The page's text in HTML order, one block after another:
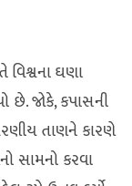
ઘણા
છે. જોકે, કપાસની
તાણને કારણે
સામનો કરવા